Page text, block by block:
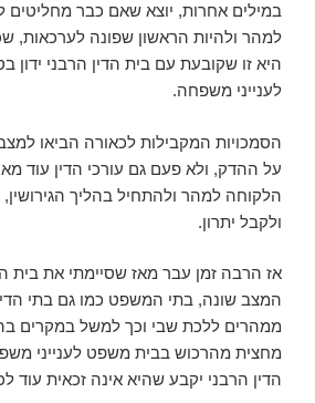
במילים אחרות, יוצא שאם כבר מחליטים
למהר ולהיות הראשון שפונה לערכאות,
היא זו שקובעת עם בית הדין הרבני
לענייני משפחה.
הסמכויות המקבילות לכאורה הביאו
על ההדק, ולא פעם גם עורכי הדין עוד
הלקוחה למהר ולהתחיל בהליך
ולקבל יתרון.
אז הרבה זמן עבר מאז שסיימתי את בית
המצב שונה, בתי המשפט כמו גם בתי
ממהרים ללכת שבי וכך למשל במקרים
מחצית מהרכוש בבית משפט לענייני
הדין הרבני יקבע שהיא אינה זכאית עוד